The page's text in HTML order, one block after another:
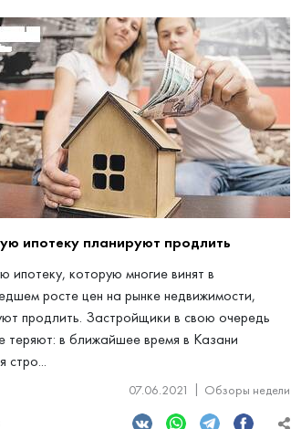
ипотеку планируют продлить
ипотеку, которую многие винят в
росте цен на рынке недвижимости,
продлить. Застройщики в свою очередь
теряют: в ближайшее время в Казани
стро...
07.06.2021 Обзоры недели